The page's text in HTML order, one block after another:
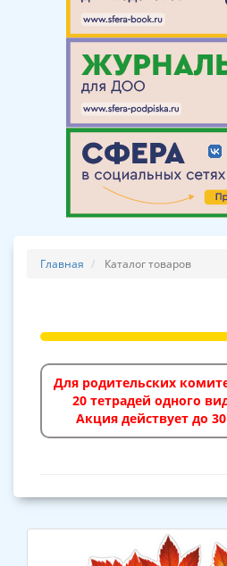
Главная Каталог товаров
Для родительских
20 тетрадей одного
Акция действует до